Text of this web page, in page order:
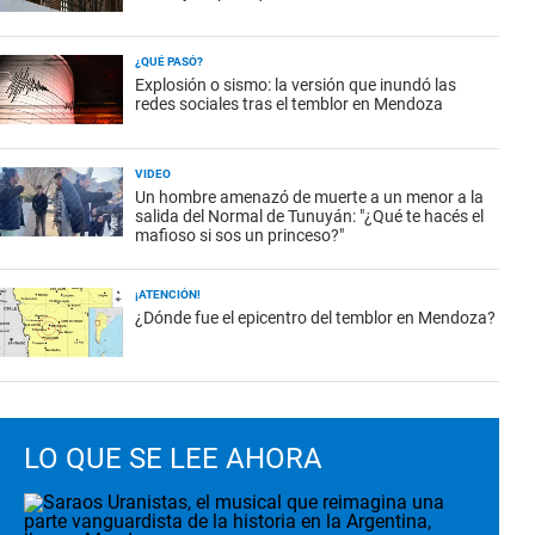
¿QUÉ PASÓ?
Explosión o sismo: la versión que inundó las
redes sociales tras el temblor en Mendoza
VIDEO
Un hombre amenazó de muerte a un menor a la
salida del Normal de Tunuyán: "¿Qué te hacés el
mafioso si sos un princeso?"
¡ATENCIÓN!
¿Dónde fue el epicentro del temblor en Mendoza?
LO QUE SE LEE AHORA